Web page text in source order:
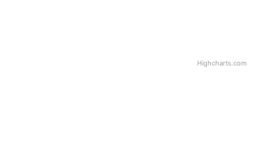
Highcharts.com